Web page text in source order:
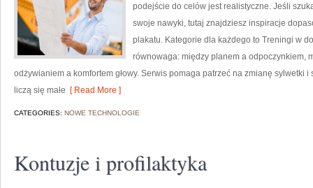
podejście do celów jest realistyczne. Jeśli
swoje nawyki, tutaj znajdziesz inspiracje
plakatu. Kategorie dla każdego to Treningi w
równowaga: między planem a odpoczynkiem,
odżywianiem a komfortem głowy. Serwis pomaga patrzeć na zmianę sylwetki
liczą się małe [ Read More ]
CATEGORIES: NOWE TECHNOLOGIE
Kontuzje i profilaktyka